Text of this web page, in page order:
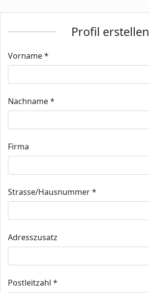
Profil erstellen
Vorname *
Nachname *
Firma
Strasse/Hausnummer *
Adresszusatz
Postleitzahl *